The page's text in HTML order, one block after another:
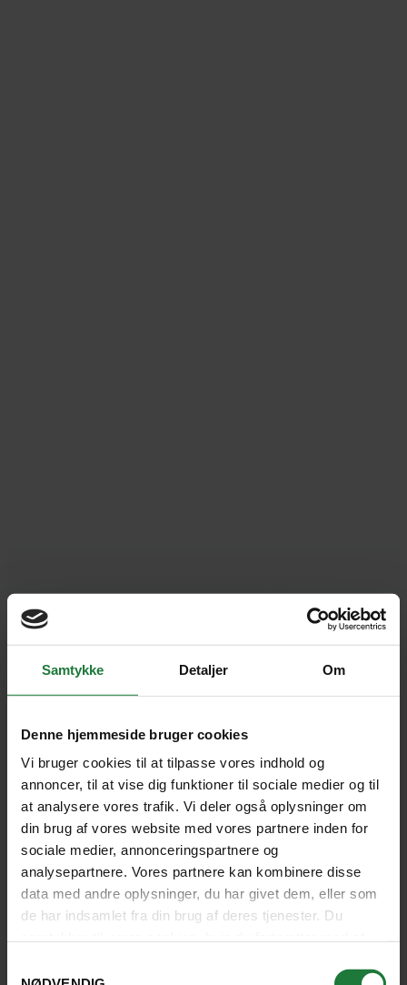
Samtykke Detaljer Om
Denne hjemmeside bruger cookies
Vi bruger cookies til at tilpasse vores indhold og
annoncer, til at vise dig funktioner til sociale medier og til
at analysere vores trafik. Vi deler også oplysninger om
din brug af vores website med vores partnere inden for
sociale medier, annonceringspartnere og
analysepartnere. Vores partnere kan kombinere disse
data med andre oplysninger, du har givet dem, eller som
de har indsamlet fra din brug af deres tjenester. Du